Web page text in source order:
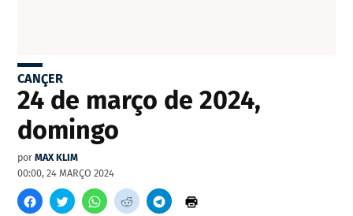
CANÇER
24 de março de 2024,
domingo
por MAX KLIM
00:00, 24 MARÇO 2024